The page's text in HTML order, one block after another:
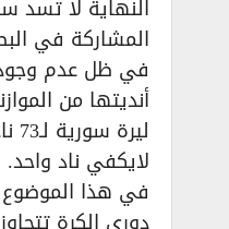
النهاية لا تسد
المشاركة في
في ظل عدم وجود
لايكفي ناد واحد.
في هذا الموضوع